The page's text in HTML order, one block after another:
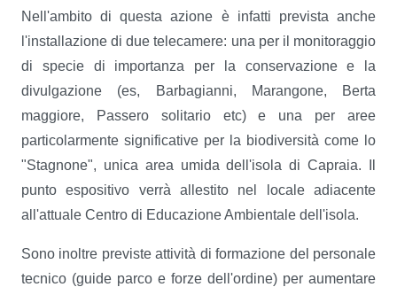
Nell'ambito di questa azione è infatti prevista anche
l'installazione di due telecamere: una per il monitoraggio
di specie di importanza per la conservazione e la
divulgazione (es, Barbagianni, Marangone, Berta
maggiore, Passero solitario etc) e una per aree
particolarmente significative per la biodiversità come lo
"Stagnone", unica area umida dell'isola di Capraia. Il
punto espositivo verrà allestito nel locale adiacente
all'attuale Centro di Educazione Ambientale dell'isola.
Sono inoltre previste attività di formazione del personale
tecnico (guide parco e forze dell'ordine) per aumentare